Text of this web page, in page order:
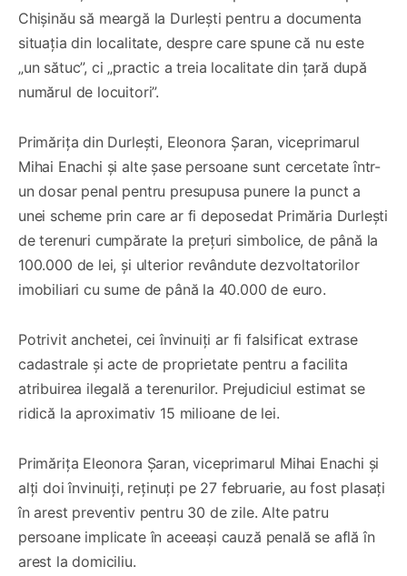
Chișinău să meargă la Durlești pentru a documenta
situația din localitate, despre care spune că nu este
„un sătuc”, ci „practic a treia localitate din țară după
numărul de locuitori”.
Primărița din Durlești, Eleonora Șaran, viceprimarul
Mihai Enachi și alte șase persoane sunt cercetate într-
un dosar penal pentru presupusa punere la punct a
unei scheme prin care ar fi deposedat Primăria Durlești
de terenuri cumpărate la prețuri simbolice, de până la
100.000 de lei, și ulterior revândute dezvoltatorilor
imobiliari cu sume de până la 40.000 de euro.
Potrivit anchetei, cei învinuiți ar fi falsificat extrase
cadastrale și acte de proprietate pentru a facilita
atribuirea ilegală a terenurilor. Prejudiciul estimat se
ridică la aproximativ 15 milioane de lei.
Primărița Eleonora Șaran, viceprimarul Mihai Enachi și
alți doi învinuiți, reținuți pe 27 februarie, au fost plasați
în arest preventiv pentru 30 de zile. Alte patru
persoane implicate în aceeași cauză penală se află în
arest la domiciliu.